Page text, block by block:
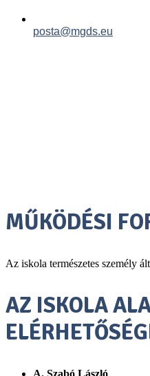
posta@mgds.eu
MŰKÖDÉSI
Az iskola természetes személy
AZ ISKOLA